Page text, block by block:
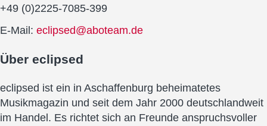
+49 (0)2225-7085-399
E-Mail: eclipsed@aboteam.de
Über eclipsed
eclipsed ist ein in Aschaffenburg beheimatetes
Musikmagazin und seit dem Jahr 2000 deutschlandweit
im Handel. Es richtet sich an Freunde anspruchsvoller